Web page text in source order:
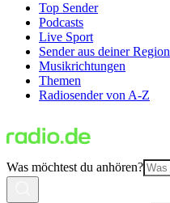
Top Sender
Podcasts
Live Sport
Sender aus deiner Region
Musikrichtungen
Themen
Radiosender von A-Z
Was möchtest du anhören?